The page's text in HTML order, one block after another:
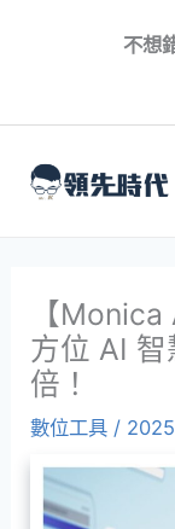
容
不想
【
方位 AI
倍！
數位工具 /